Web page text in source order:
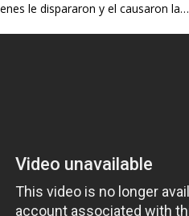
le dispararon y el causaron la…